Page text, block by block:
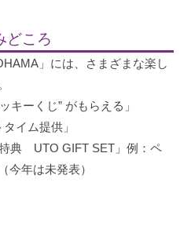
どころ
」には、さまざまな楽し
キーくじ” がもらえる」
イム提供」
典 UTO GIFT SET」例：ペ
今年は未発表）